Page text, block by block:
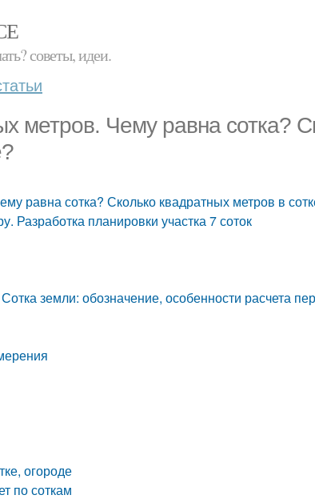
советы, идеи.
метров. Чему равна сотка?
равна сотка? Сколько квадратных метров в
Разработка планировки участка 7 соток
земли: обозначение, особенности расчета
огороде
по соткам